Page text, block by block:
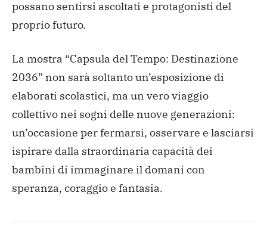
possano sentirsi ascoltati e protagonisti del
proprio futuro.
La mostra “Capsula del Tempo: Destinazione
2036” non sarà soltanto un’esposizione di
elaborati scolastici, ma un vero viaggio
collettivo nei sogni delle nuove generazioni:
un’occasione per fermarsi, osservare e lasciarsi
ispirare dalla straordinaria capacità dei
bambini di immaginare il domani con
speranza, coraggio e fantasia.